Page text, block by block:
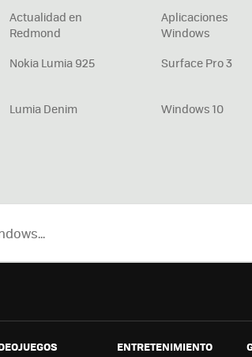
Actualidad en
Redmond
Aplicaciones
Windows
Nokia Lumia 925 Surface Pro 3
Lumia Denim Windows 10
ENTRETENIMIENTO